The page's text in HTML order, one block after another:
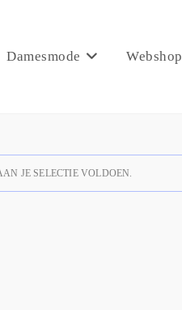
Damesmode Webshop
JE SELECTIE VOLDOEN.